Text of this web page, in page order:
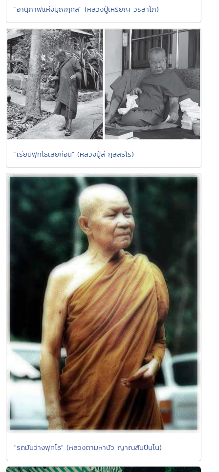
"อานุภาพแห่งบุญกุศล" (หลวงปู่เหรียญ วรลาโภ)
"เรียนพุทโธเสียก่อน" (หลวงปู่ลี กุสลธโร)
"รถมันว่างพุทโธ" (หลวงตามหาบัว ญาณสัมปันโน)